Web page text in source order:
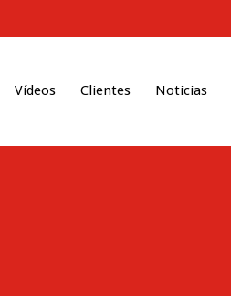
Vídeos Clientes Noticias